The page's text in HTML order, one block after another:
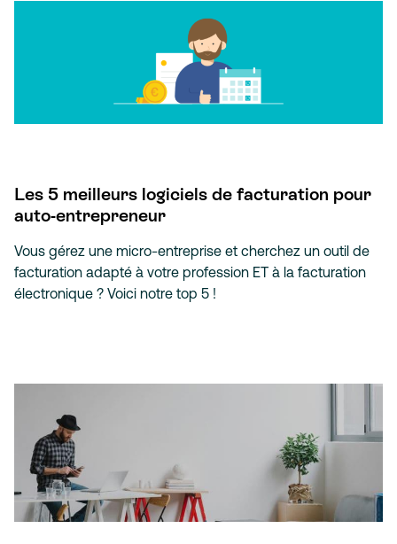
Les 5 meilleurs logiciels de facturation pour
auto-entrepreneur
Vous gérez une micro-entreprise et cherchez un outil de
facturation adapté à votre profession ET à la facturation
électronique ? Voici notre top 5 !